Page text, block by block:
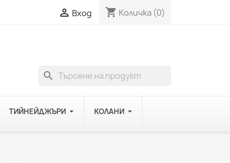
 Вход shopping_cart Количка (0)
search
ТИЙНЕЙДЖЪРИ КОЛАНИ